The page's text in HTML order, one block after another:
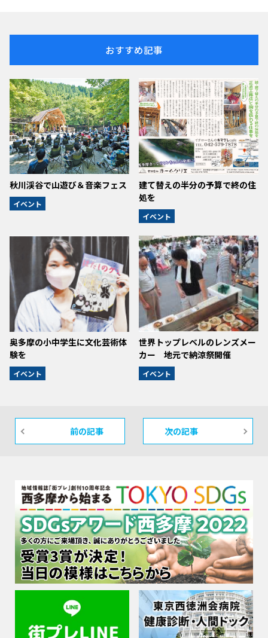
おすすめ記事
秋川渓谷で山遊び＆音楽フェス
イベント
建て替えの半分の予算で終の住
処を
イベント
奥多摩の小中学生に文化芸術体
験を
イベント
世界トップレベルのレンズメー
カー 地元で納涼祭開催
イベント
前の記事 次の記事